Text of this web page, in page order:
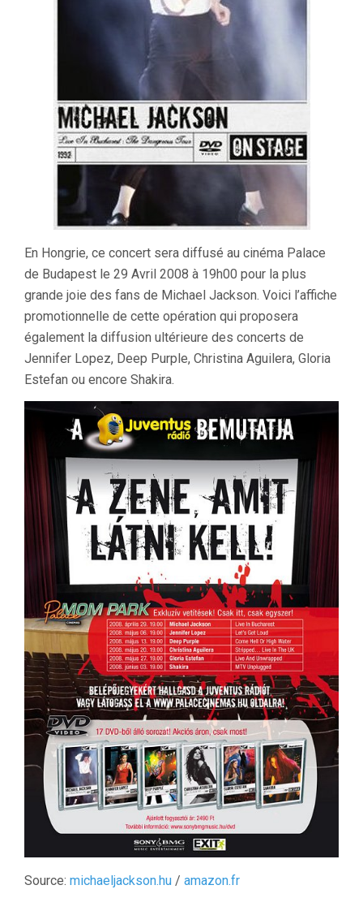
En Hongrie, ce concert sera diffusé au cinéma Palace
de Budapest le 29 Avril 2008 à 19h00 pour la plus
grande joie des fans de Michael Jackson. Voici l’affiche
promotionnelle de cette opération qui proposera
également la diffusion ultérieure des concerts de
Jennifer Lopez, Deep Purple, Christina Aguilera, Gloria
Estefan ou encore Shakira.
Source: michaeljackson.hu / amazon.fr